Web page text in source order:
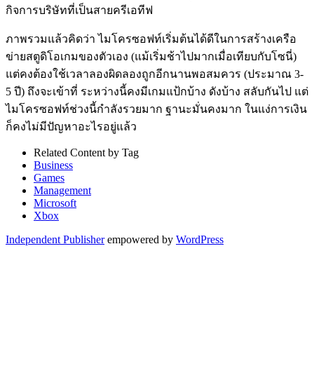
กิจการบริษัทที่เป็นสายครีเอทีฟ
ภาพรวมแล้วคิดว่า ไมโครซอฟท์เริ่มต้นได้ดีในการสร้างเครือ
ข่ายสตูดิโอเกมของตัวเอง (แม้เริ่มช้าไปมากเมื่อเทียบกับโซนี่)
แต่คงต้องใช้เวลาลองผิดลองถูกอีกนานพอสมควร (ประมาณ 3-
5 ปี) ถึงจะเข้าที่ ระหว่างนี้คงมีเกมแป้กบ้าง ดังบ้าง สลับกันไป แต่
ไมโครซอฟท์ช่วงนี้กำลังรวยมาก ฐานะมั่นคงมาก ในแง่การเงิน
ก็คงไม่มีปัญหาอะไรอยู่แล้ว
Related Content by Tag
Business
Games
Management
Microsoft
Xbox
Independent Publisherempowered by WordPress